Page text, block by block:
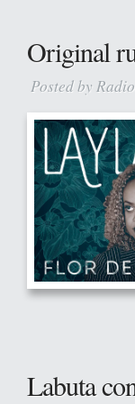
Original
Posted by
Labuta